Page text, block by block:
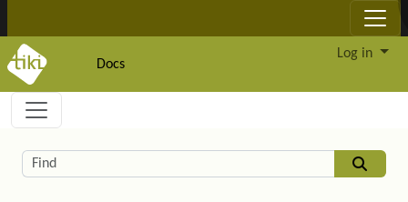
Docs
Log in
Navigation and related functionality and
Related content
Find